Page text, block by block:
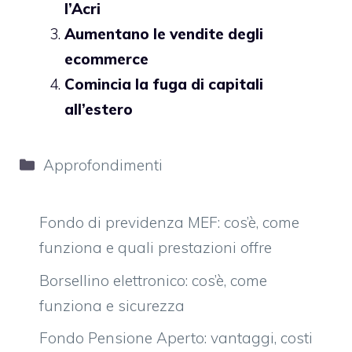
l’Acri
Aumentano le vendite degli
ecommerce
Comincia la fuga di capitali
all’estero
Categorie
Approfondimenti
Fondo di previdenza MEF: cos’è, come
funziona e quali prestazioni offre
Borsellino elettronico: cos’è, come
funziona e sicurezza
Fondo Pensione Aperto: vantaggi, costi